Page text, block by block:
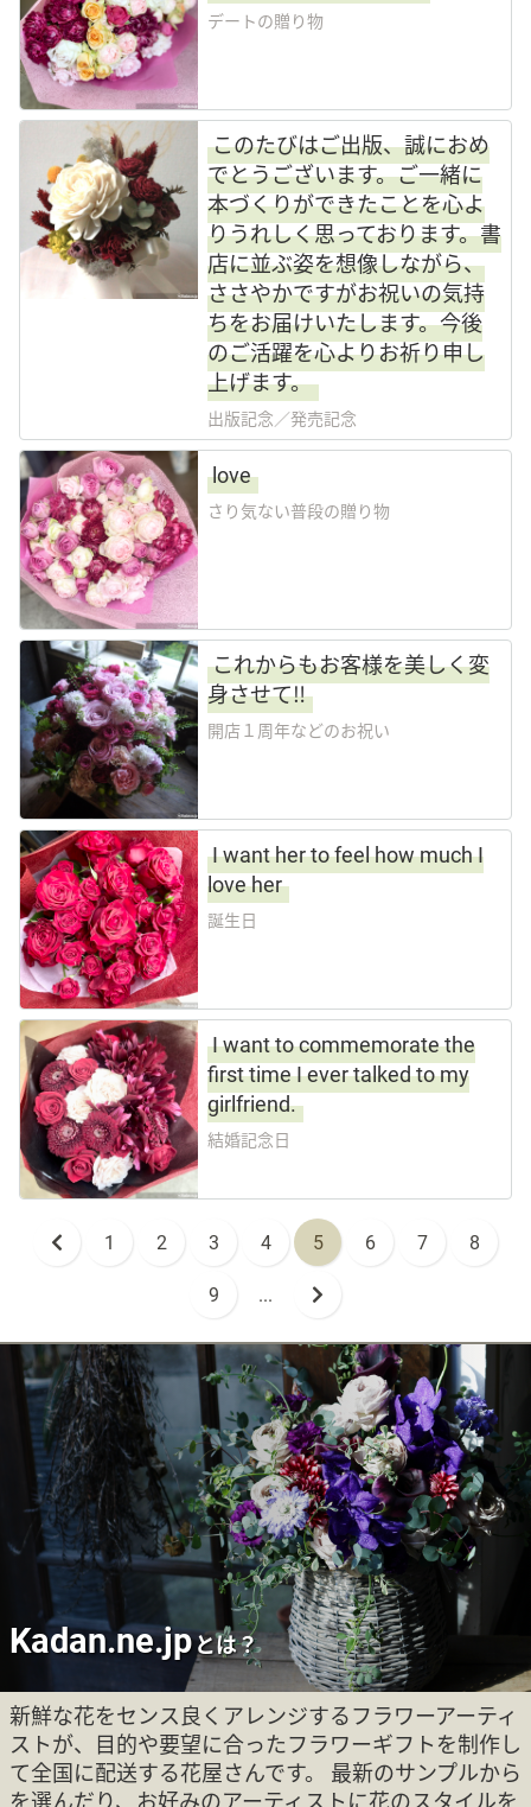
デートの贈り物
このたびはご出版、誠におめ
でとうございます。ご一緒に
本づくりができたことを心よ
りうれしく思っております。書
店に並ぶ姿を想像しながら、
ささやかですがお祝いの気持
ちをお届けいたします。今後
のご活躍を心よりお祈り申し
上げます。
出版記念／発売記念
love
さり気ない普段の贈り物
これからもお客様を美しく変
身させて‼️
開店１周年などのお祝い
I want her to feel how much I
love her
誕生日
I want to commemorate the
first time I ever talked to my
girlfriend.
結婚記念日
1 2 3 4 5 6 7 8
9 ...
Kadan.ne.jpとは？
新鮮な花をセンス良くアレンジするフラワーアーティ
ストが、目的や要望に合ったフラワーギフトを制作し
て全国に配送する花屋さんです。 最新のサンプルから